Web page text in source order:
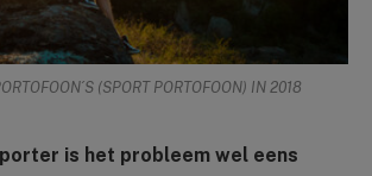
(SPORT PORTOFOON) IN 2018
is het probleem wel eens